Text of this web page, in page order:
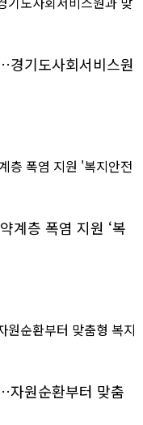
경기도사회서비스원
계층 폭염 지원 ‘복
자원순환부터 맞춤